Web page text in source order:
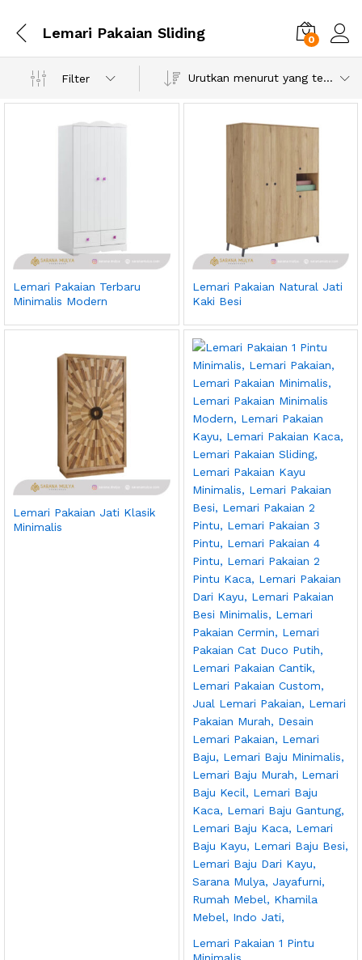
Lemari Pakaian Sliding 0
Filter Urutkan menurut yang terbaru
Lemari Pakaian Terbaru
Minimalis Modern
Lemari Pakaian Natural Jati
Kaki Besi
Lemari Pakaian Jati Klasik
Minimalis
Lemari Pakaian 1 Pintu
Minimalis